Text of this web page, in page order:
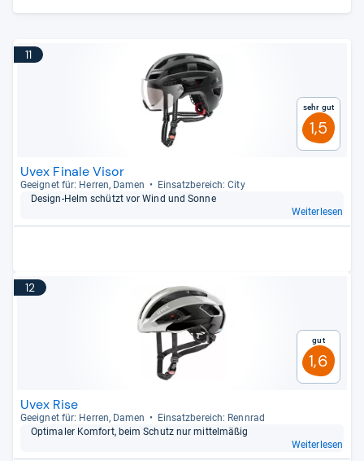
11
Sehr gut
1,5
Uvex Finale Visor
Geeig­net für: Her­ren, Damen
Ein­satz­be­reich: City
Design-​Helm schützt vor Wind und Sonne
Weiterlesen
12
Gut
1,6
Uvex Rise
Geeig­net für: Her­ren, Damen
Ein­satz­be­reich: Renn­rad
Opti­ma­ler Kom­fort, beim Schutz nur mit­tel­mä­ßig
Weiterlesen